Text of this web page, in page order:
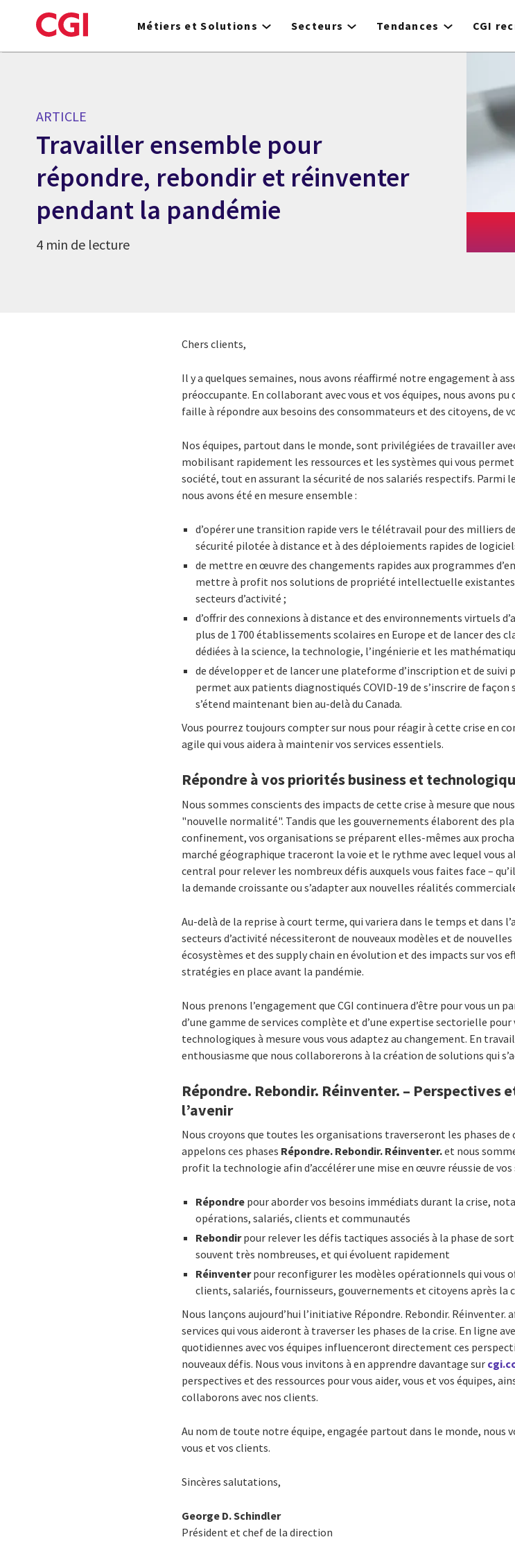
to
Métiers et Solutions Secteurs Tendances CGI
ARTICLE
Travailler ensemble pour
répondre, rebondir et réinventer
pendant la pandémie
4 min de lecture
Chers clients,
Il y a quelques semaines, nous avons réaffirmé notre engagement à
préoccupante. En collaborant avec vous et vos équipes, nous avons
faille à répondre aux besoins des consommateurs et des citoyens, de
Nos équipes, partout dans le monde, sont privilégiées de travailler
mobilisant rapidement les ressources et les systèmes qui vous
société, tout en assurant la sécurité de nos salariés respectifs. Parmi
nous avons été en mesure ensemble :
d’opérer une transition rapide vers le télétravail pour des milliers
sécurité pilotée à distance et à des déploiements rapides de
de mettre en œuvre des changements rapides aux programmes
mettre à profit nos solutions de propriété intellectuelle
secteurs d’activité ;
d’offrir des connexions à distance et des environnements virtuels
plus de 1 700 établissements scolaires en Europe et de lancer des
dédiées à la science, la technologie, l’ingénierie et les
de développer et de lancer une plateforme d’inscription et de
permet aux patients diagnostiqués COVID-19 de s’inscrire de façon
s’étend maintenant bien au-delà du Canada.
Vous pourrez toujours compter sur nous pour réagir à cette crise en
agile qui vous aidera à maintenir vos services essentiels.
Répondre à vos priorités business et
Nous sommes conscients des impacts de cette crise à mesure que
"nouvelle normalité". Tandis que les gouvernements élaborent des
confinement, vos organisations se préparent elles-mêmes aux
marché géographique traceront la voie et le rythme avec lequel vous
central pour relever les nombreux défis auxquels vous faites face –
la demande croissante ou s’adapter aux nouvelles réalités
Au-delà de la reprise à court terme, qui variera dans le temps et dans
secteurs d’activité nécessiteront de nouveaux modèles et de
écosystèmes et des supply chain en évolution et des impacts sur vos
stratégies en place avant la pandémie.
Nous prenons l’engagement que CGI continuera d’être pour vous un
d’une gamme de services complète et d’une expertise sectorielle
technologiques à mesure vous vous adaptez au changement. En
enthousiasme que nous collaborerons à la création de solutions qui
Répondre. Rebondir. Réinventer. – Perspectives
l’avenir
Nous croyons que toutes les organisations traverseront les phases
appelons ces phases Répondre. Rebondir. Réinventer.et nous
profit la technologie afin d’accélérer une mise en œuvre réussie de
Répondre pour aborder vos besoins immédiats durant la crise,
opérations, salariés, clients et communautés
Rebondirpour relever les défis tactiques associés à la phase de
souvent très nombreuses, et qui évoluent rapidement
Réinventerpour reconfigurer les modèles opérationnels qui vous
clients, salariés, fournisseurs, gouvernements et citoyens après la
Nous lançons aujourd’hui l’initiative Répondre. Rebondir. Réinventer.
services qui vous aideront à traverser les phases de la crise. En ligne
quotidiennes avec vos équipes influenceront directement ces
nouveaux défis. Nous vous invitons à en apprendre davantage sur
perspectives et des ressources pour vous aider, vous et vos équipes,
collaborons avec nos clients.
Au nom de toute notre équipe, engagée partout dans le monde, nous
vous et vos clients.
Sincères salutations,
George D. Schindler
Président et chef de la direction